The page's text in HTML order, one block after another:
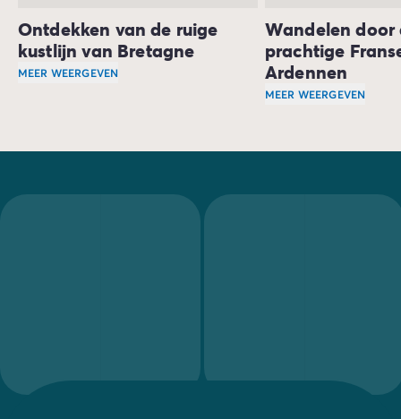
Ontdekken van de ruige
kustlijn van Bretagne
MEER WEERGEVEN
, gelegen in het westen van Noord-
Wandelen door
prachtige
Ardennen
MEER WEERGEVEN